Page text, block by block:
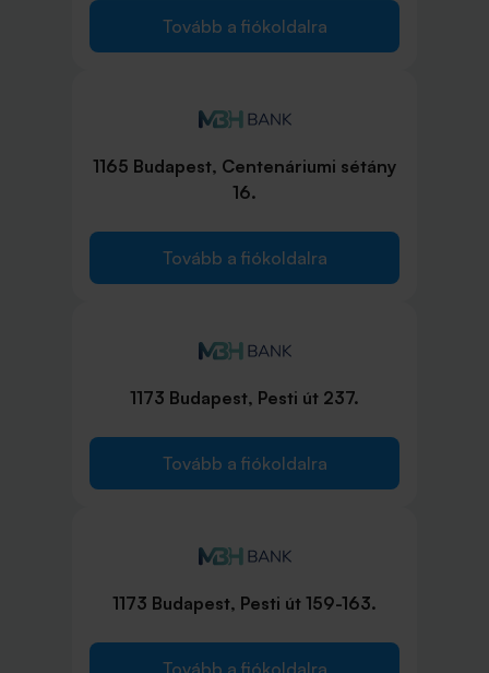
Tovább a fiókoldalra
1165 Budapest, Centenáriumi sétány
16.
Tovább a fiókoldalra
1173 Budapest, Pesti út 237.
Tovább a fiókoldalra
1173 Budapest, Pesti út 159-163.